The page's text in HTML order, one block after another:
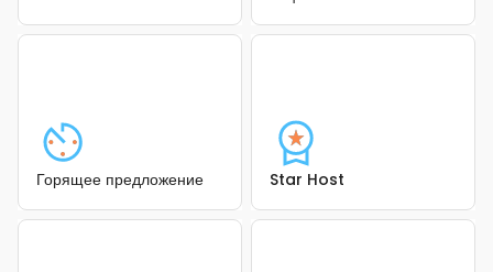
Горящее предложение Star Host